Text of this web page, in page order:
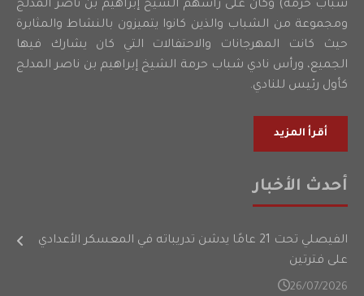
شباب حرمه) وكان على رأسهم الشيخ إبراهيم بن ناصر المدلج
ومجموعة من الشباب والذين كانوا يتميزون بالنشاط والمثابرة
حيث كانت المهرجانات والاحتفالات التي كان يشارك فيها
الجميع، ورأس نادي شباب حرمة الشيخ إبراهيم بن ناصر المدلج
كأول رئيس للنادي.
أقرأ المزيد
أحدث الأخبار
الفيصلي تحت 21 عامًا يدشن تدريباته في المعسكر الأعدادي
على فترتين
26/07/2026